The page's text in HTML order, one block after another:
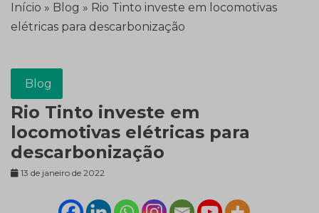
Início » Blog » Rio Tinto investe em locomotivas
elétricas para descarbonização
Blog
Rio Tinto investe em
locomotivas elétricas para
descarbonização
13 de janeiro de 2022